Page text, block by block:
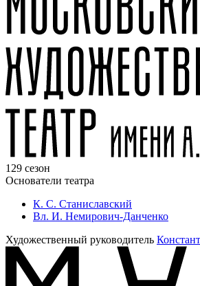
129 сезон
Основатели театра
К. С. Станиславский
Вл. И. Немирович-Данченко
Художественный руководитель